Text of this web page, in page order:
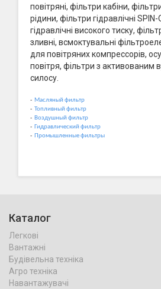
повітряні, фільтри кабіни,
рідини, фільтри гідравлічні
гідравлічні високого тиску,
зливні, всмоктувальні
для повітряних компрессорів,
повітря, фільтри з активованим
силосу.
- Масляный фильтр
- Топливный фильтр
- Воздушный фильтр
- Гидравлический фильтр
- Промышленные фильтры
Каталог
Легкові
Вантажні
Будівельна техніка
Агро техніка
Навантажувачі